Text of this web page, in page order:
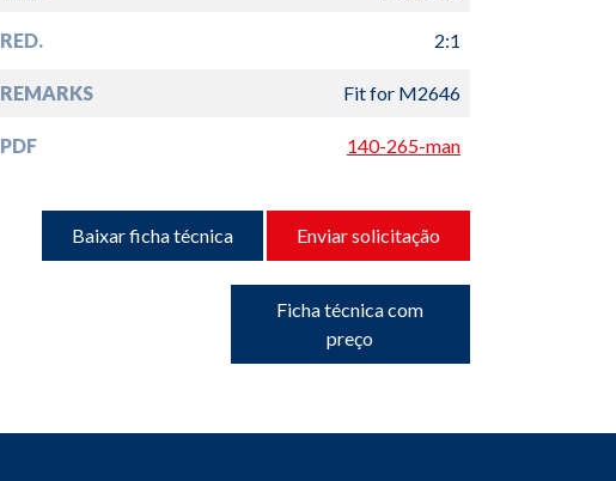
RED. 2:1
REMARKS Fit for M2646
PDF 140-265-man
Baixar ficha técnica Enviar solicitação
Ficha técnica com
preço